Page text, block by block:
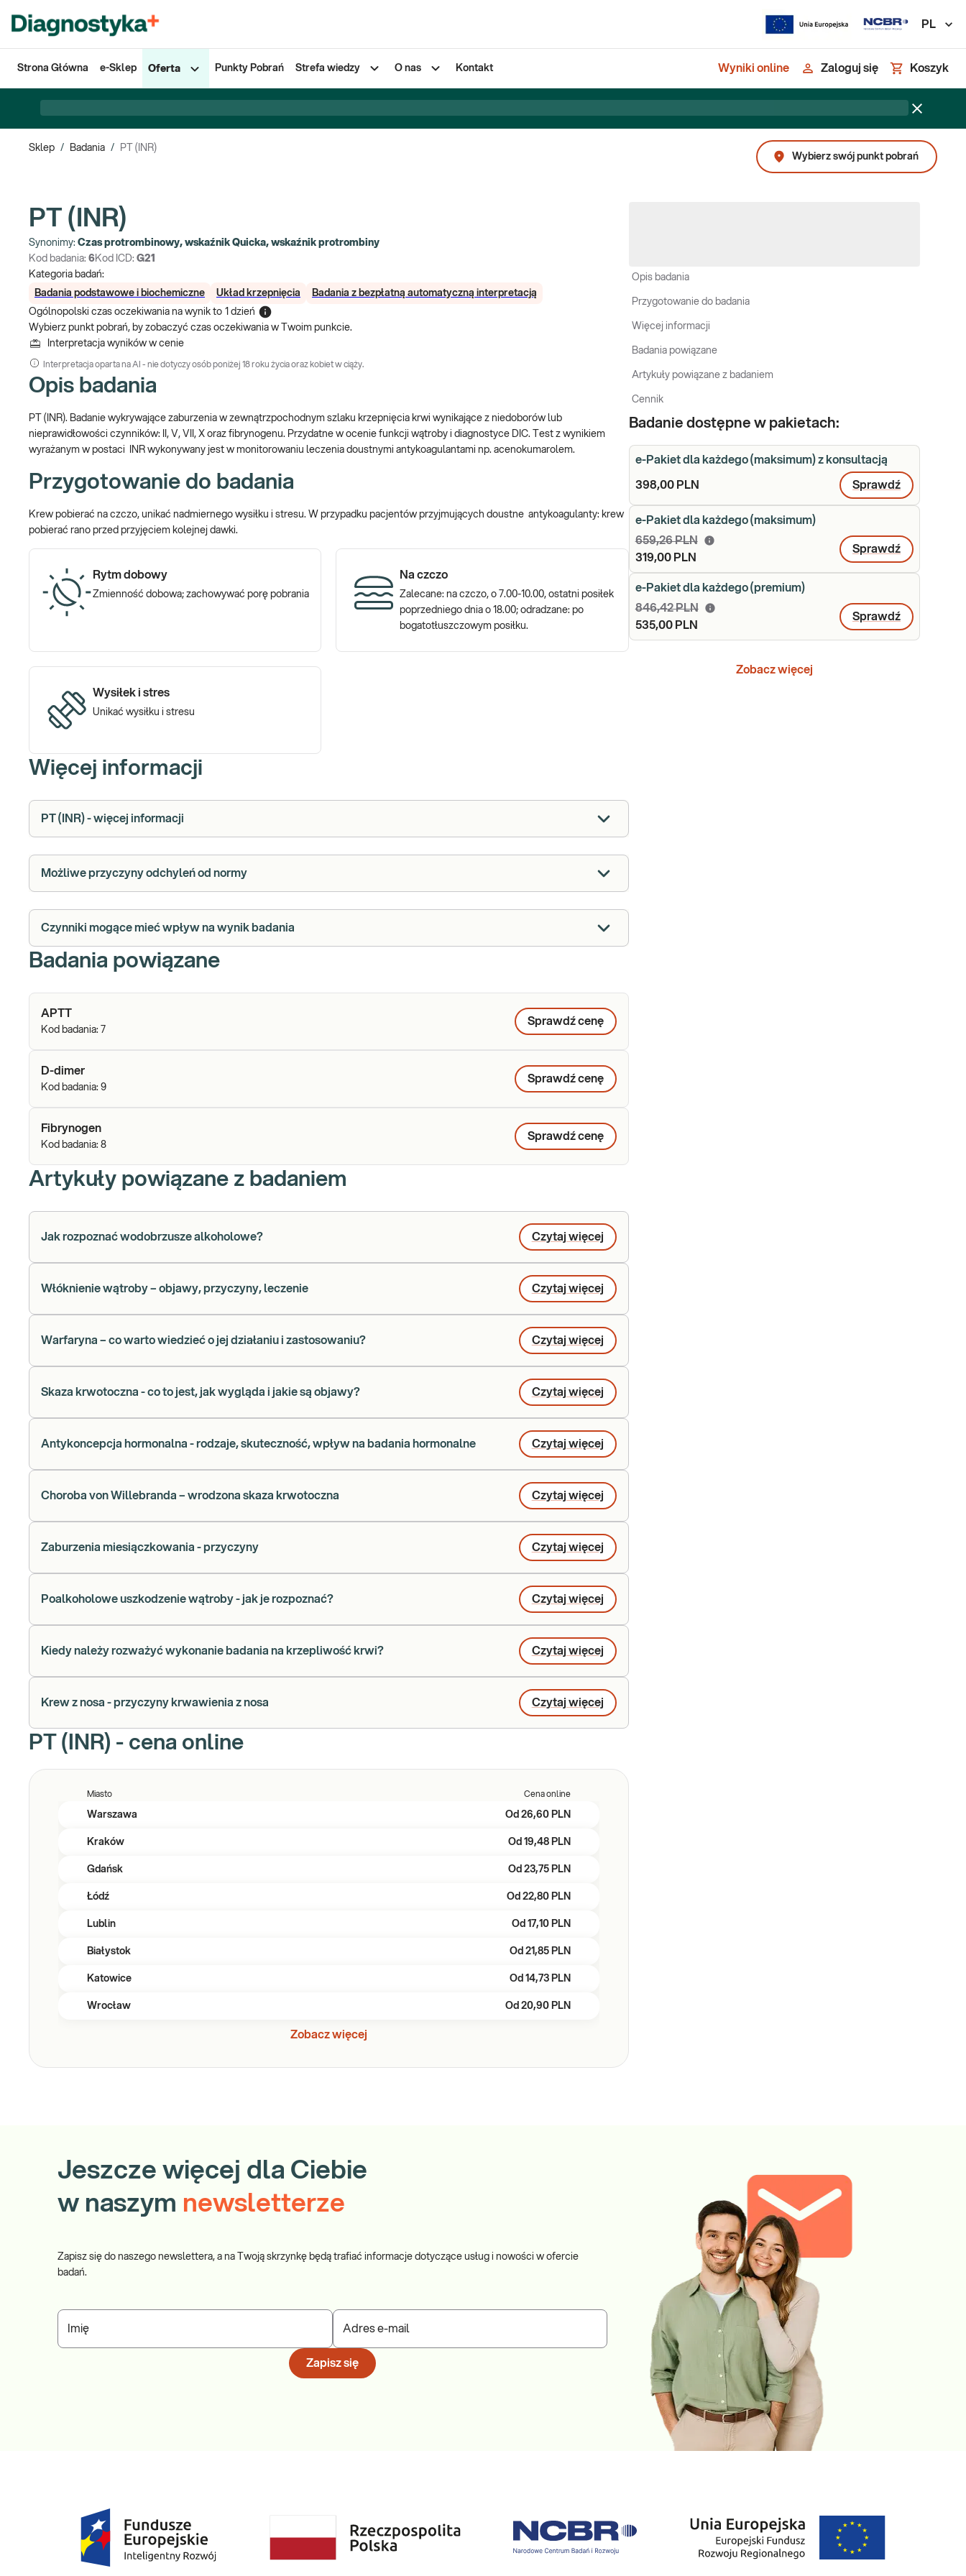
PL
Strona Główna e-Sklep Oferta Punkty Pobrań Strefa wiedzy O nas Kontakt Wyniki online Zaloguj się Koszyk
Sklep / Badania /
PT (INR)
Wybierz swój punkt pobrań
PT (INR)
Synonimy: Czas protrombinowy, wskaźnik Quicka, wskaźnik protrombiny
Kod badania: 6Kod ICD: G21
Kategoria badań:
Badania podstawowe i biochemiczne
Układ krzepnięcia
Badania z bezpłatną automatyczną interpretacją
Ogólnopolski czas oczekiwania na wynik to 1 dzień
Wybierz punkt pobrań, by zobaczyć czas oczekiwania w Twoim punkcie.
Interpretacja wyników w cenie
Interpretacja oparta na AI - nie dotyczy osób poniżej 18 roku życia oraz kobiet w ciąży.
Opis badania
PT (INR). Badanie wykrywające zaburzenia w zewnątrzpochodnym szlaku krzepnięcia krwi wynikające z niedoborów lub
nieprawidłowości czynników: II, V, VII, X oraz fibrynogenu. Przydatne w ocenie funkcji wątroby i diagnostyce DIC. Test z wynikiem
wyrażanym w postaci INR wykonywany jest w monitorowaniu leczenia doustnymi antykoagulantami np. acenokumarolem.
Przygotowanie do badania
Krew pobierać na czczo, unikać nadmiernego wysiłku i stresu. W przypadku pacjentów przyjmujących doustne antykoagulanty: krew
pobierać rano przed przyjęciem kolejnej dawki.
Rytm dobowy
Zmienność dobowa; zachowywać porę pobrania
Na czczo
Zalecane: na czczo, o 7.00-10.00, ostatni posiłek
poprzedniego dnia o 18.00; odradzane: po
bogatotłuszczowym posiłku.
Wysiłek i stres
Unikać wysiłku i stresu
Więcej informacji
PT (INR) - więcej informacji
Możliwe przyczyny odchyleń od normy
Czynniki mogące mieć wpływ na wynik badania
Badania powiązane
APTT
Kod badania: 7
Sprawdź cenę
D-dimer
Kod badania: 9
Sprawdź cenę
Fibrynogen
Kod badania: 8
Sprawdź cenę
Artykuły powiązane z badaniem
Jak rozpoznać wodobrzusze alkoholowe? Czytaj więcej
Włóknienie wątroby – objawy, przyczyny, leczenie Czytaj więcej
Warfaryna – co warto wiedzieć o jej działaniu i zastosowaniu? Czytaj więcej
Skaza krwotoczna - co to jest, jak wygląda i jakie są objawy? Czytaj więcej
Antykoncepcja hormonalna - rodzaje, skuteczność, wpływ na badania hormonalne Czytaj więcej
Choroba von Willebranda – wrodzona skaza krwotoczna Czytaj więcej
Zaburzenia miesiączkowania - przyczyny Czytaj więcej
Poalkoholowe uszkodzenie wątroby - jak je rozpoznać? Czytaj więcej
Kiedy należy rozważyć wykonanie badania na krzepliwość krwi? Czytaj więcej
Krew z nosa - przyczyny krwawienia z nosa Czytaj więcej
PT (INR) - cena online
Miasto Cena online
Warszawa Od 26,60 PLN
Kraków Od 19,48 PLN
Gdańsk Od 23,75 PLN
Łódź Od 22,80 PLN
Lublin Od 17,10 PLN
Białystok Od 21,85 PLN
Katowice Od 14,73 PLN
Wrocław Od 20,90 PLN
Zobacz więcej
Opis badania
Przygotowanie do badania
Więcej informacji
Badania powiązane
Artykuły powiązane z badaniem
Cennik
Badanie dostępne w pakietach:
e-Pakiet dla każdego (maksimum) z konsultacją
398,00 PLN Sprawdź
e-Pakiet dla każdego (maksimum)
659,26 PLN
319,00 PLN
Sprawdź
e-Pakiet dla każdego (premium)
846,42 PLN
535,00 PLN
Sprawdź
Zobacz więcej
Jeszcze więcej dla Ciebie
w naszym newsletterze
Zapisz się do naszego newslettera, a na Twoją skrzynkę będą trafiać informacje dotyczące usług i nowości w ofercie
badań.
Imię Adres e-mail
Zapisz się